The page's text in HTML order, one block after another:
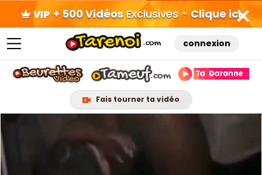
Skip
to
content
+ 500 Vidéos Exclusives - Clique ici
connexion
Fais tourner ta vidéo